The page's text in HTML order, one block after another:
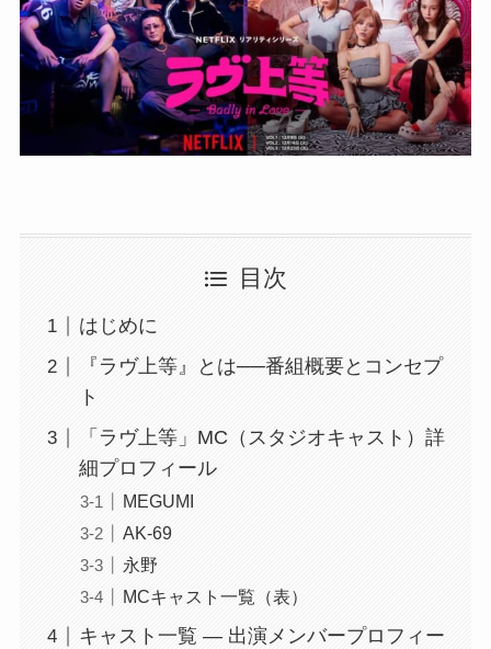
目次
はじめに
『ラヴ上等』とは──番組概要とコンセプ
ト
「ラヴ上等」MC（スタジオキャスト）詳
細プロフィール
MEGUMI
AK-69
永野
MCキャスト一覧（表）
キャスト一覧 ― 出演メンバープロフィー